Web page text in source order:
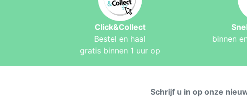
Click&Collect
Bestel en haal
gratis binnen 1 uur op
binnen
Schrijf u in op onze